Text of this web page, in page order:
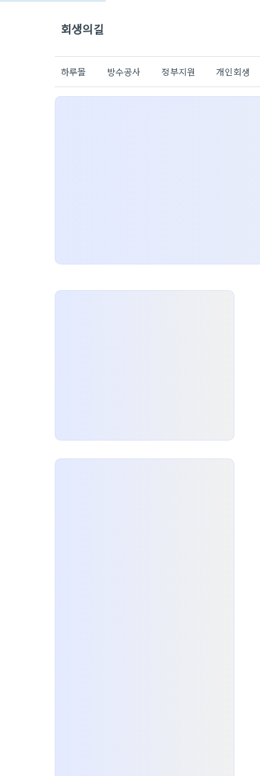
회생의길
하루몰 방수공사 정부지원 개인회생